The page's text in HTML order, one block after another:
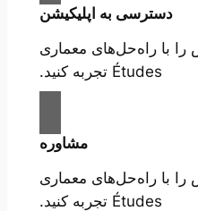
دسترسی به اپلیکیشن
با راه‌حل‌های معماری
Études تجربه کنید.
مشاوره
با راه‌حل‌های معماری
Études تجربه کنید.